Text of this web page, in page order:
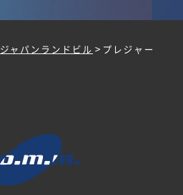
ジャパンランドビル > プレジャー